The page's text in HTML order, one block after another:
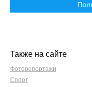
Также на сайте
Фоторепортажи
Спорт